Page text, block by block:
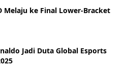
Melaju ke Final Lower-Bracket
Jadi Duta Global Esports